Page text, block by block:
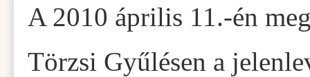
A 2010 április 11.-én
Törzsi Gyűlésen a